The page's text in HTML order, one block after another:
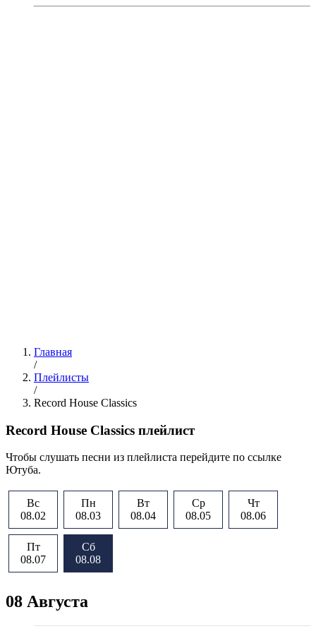
Главная
/
Плейлисты
/
Record House Classics
Record House Classics плейлист
Чтобы слушать песни из плейлиста перейдите по ссылке
Ютуба.
Вс
08.02
Пн
08.03
Вт
08.04
Ср
08.05
Чт
08.06
Пт
08.07
Сб
08.08
08 Августа